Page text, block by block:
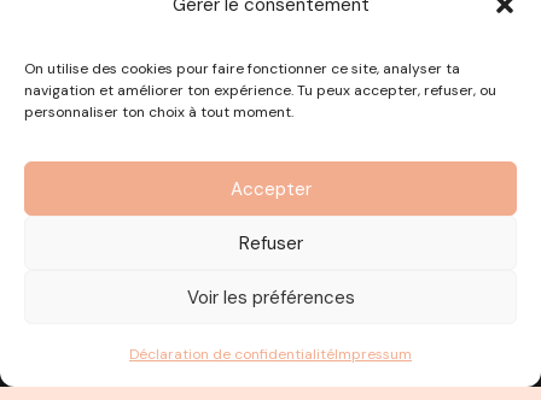
Gérer le consentement
On utilise des cookies pour faire fonctionner ce site, analyser ta
navigation et améliorer ton expérience. Tu peux accepter, refuser, ou
personnaliser ton choix à tout moment.
Accepter
Refuser
Voir les préférences
Déclaration de confidentialitéImpressum
quoi le bonheur pour vous ?